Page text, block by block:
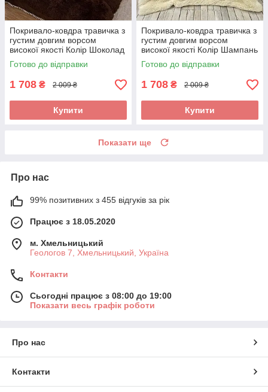
Покривало-ковдра травичка з
густим довгим ворсом
високої якості Колір Шоколад
200 * 230 см
Готово до відправки
1 708 ₴ 2 009 ₴
Купити
Покривало-ковдра травичка з
густим довгим ворсом
високої якості Колір Шампань
200 * 230 см
Готово до відправки
1 708 ₴ 2 009 ₴
Купити
Показати ще
Про нас
99% позитивних з 455 відгуків за рік
Працює з 18.05.2020
м. Хмельницький
Геологов 7, Хмельницький, Україна
Контакти
Сьогодні працює з 08:00 до 19:00
Показати весь графік роботи
Про нас
Контакти